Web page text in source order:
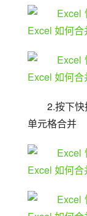
2.按下
单元格合并